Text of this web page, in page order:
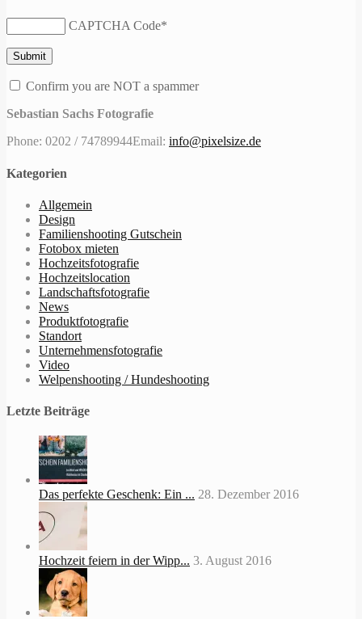
CAPTCHA Code*
Confirm you are NOT a spammer
Sebastian Sachs Fotografie
Phone: 0202 / 74789944Email: info@pixelsize.de
Kategorien
Allgemein
Design
Familienshooting Gutschein
Fotobox mieten
Hochzeitsfotografie
Hochzeitslocation
Landschaftsfotografie
News
Produktfotografie
Standort
Unternehmensfotografie
Video
Welpenshooting / Hundeshooting
Letzte Beiträge
Das perfekte Geschenk: Ein ... 28. Dezember 2016
Hochzeit feiern in der Wipp... 3. August 2016